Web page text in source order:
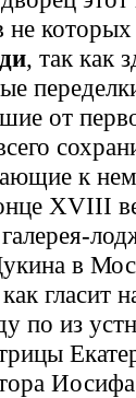
не
, так как
от
к
XVIII
галерея-
в
гласит
по из
Иосифа